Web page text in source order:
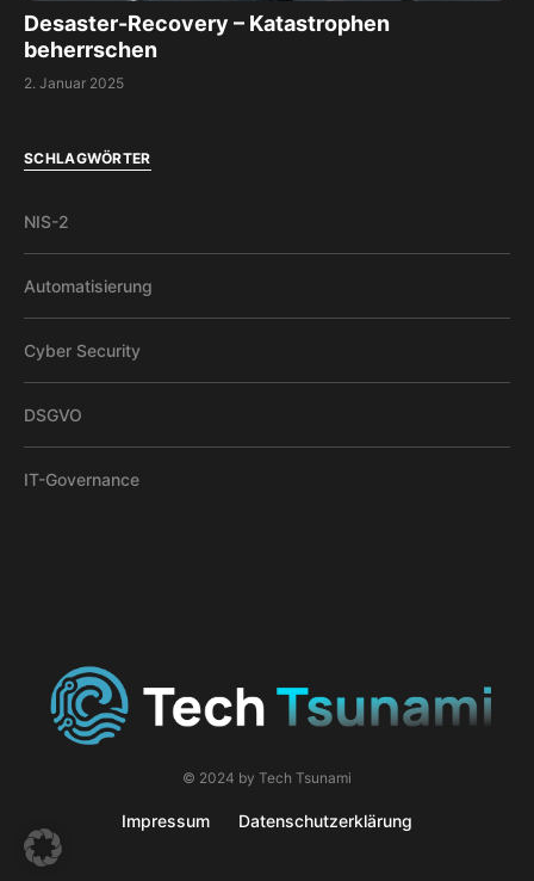
Desaster-Recovery – Katastrophen
beherrschen
2. Januar 2025
SCHLAGWÖRTER
NIS-2
Automatisierung
Cyber Security
DSGVO
IT-Governance
© 2024 by Tech Tsunami
Impressum Datenschutzerklärung